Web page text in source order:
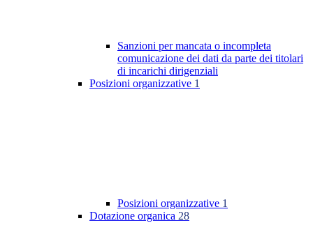
Sanzioni per mancata o incompleta
comunicazione dei dati da parte dei titolari
di incarichi dirigenziali
Posizioni organizzative 1
Posizioni organizzative 1
Dotazione organica 28